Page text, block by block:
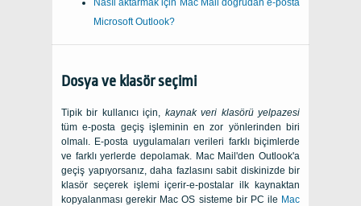
Nasıl aktarmak için Mac Mail doğrudan e-posta
Microsoft Outlook?
Dosya ve klasör seçimi
Tipik bir kullanıcı için, kaynak veri klasörü yelpazesi
tüm e-posta geçiş işleminin en zor yönlerinden biri
olmalı. E-posta uygulamaları verileri farklı biçimlerde
ve farklı yerlerde depolamak. Mac Mail'den Outlook'a
geçiş yapıyorsanız, daha fazlasını sabit diskinizde bir
klasör seçerek işlemi içerir-e-postalar ilk kaynaktan
kopyalanması gerekir Mac OS sisteme bir PC ile Mac